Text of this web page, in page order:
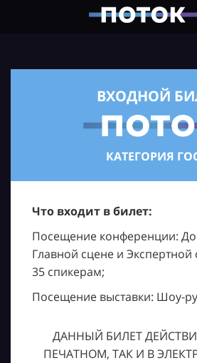
ВХОДНОЙ
КАТЕГОРИЯ
Что входит в билет:
Посещение конференции:
Главной сцене и Экспертной
35 спикерам;
Посещение выставки: Шоу-
ДАННЫЙ БИЛЕТ
ПЕЧАТНОМ, ТАК И В